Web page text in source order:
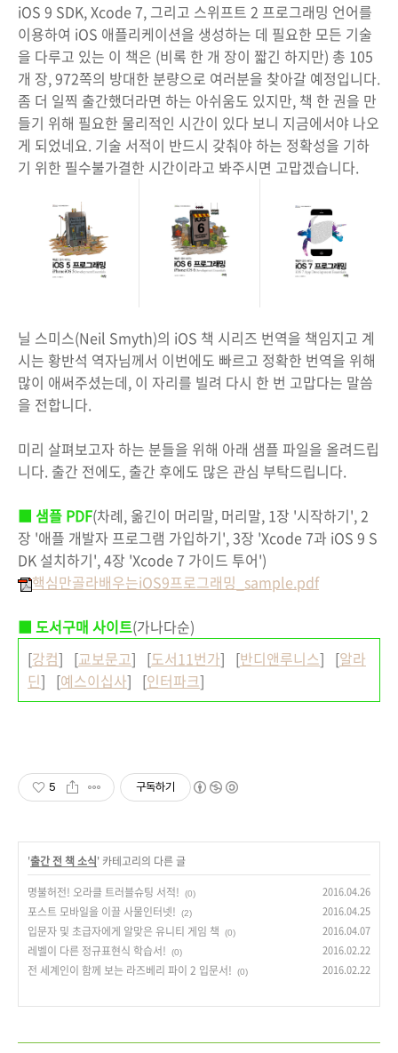
iOS 9 SDK, Xcode 7, 그리고 스위프트 2 프로그래밍 언어를
이용하여 iOS 애플리케이션을 생성하는 데 필요한 모든 기술
을 다루고 있는 이 책은 (비록 한 개 장이 짧긴 하지만) 총 105
개 장, 972쪽의 방대한 분량으로 여러분을 찾아갈 예정입니다.
좀 더 일찍 출간했더라면 하는 아쉬움도 있지만, 책 한 권을 만
들기 위해 필요한 물리적인 시간이 있다 보니 지금에서야 나오
게 되었네요. 기술 서적이 반드시 갖춰야 하는 정확성을 기하
기 위한 필수불가결한 시간이라고 봐주시면 고맙겠습니다.
닐 스미스(Neil Smyth)의 iOS 책 시리즈 번역을 책임지고 계
시는 황반석 역자님께서 이번에도 빠르고 정확한 번역을 위해
많이 애써주셨는데, 이 자리를 빌려 다시 한 번 고맙다는 말씀
을 전합니다.
미리 살펴보고자 하는 분들을 위해 아래 샘플 파일을 올려드립
니다. 출간 전에도, 출간 후에도 많은 관심 부탁드립니다.
■ 샘플 PDF(차례, 옮긴이 머리말, 머리말, 1장 '시작하기', 2
장 '애플 개발자 프로그램 가입하기', 3장 'Xcode 7과 iOS 9 S
DK 설치하기', 4장 'Xcode 7 가이드 투어')
핵심만골라배우는iOS9프로그래밍_sample.pdf
■ 도서구매 사이트(가나다순)
[강컴] [교보문고] [도서11번가] [반디앤루니스] [알라
딘] [예스이십사] [인터파크]
5 구독하기
'출간 전 책 소식' 카테고리의 다른 글
명불허전! 오라클 트러블슈팅 서적!
(0) 2016.04.26
포스트 모바일을 이끌 사물인터넷! (2) 2016.04.25
입문자 및 초급자에게 알맞은 유니티 게임 책 (0) 2016.04.07
레벨이 다른 정규표현식 학습서! (0) 2016.02.22
전 세계인이 함께 보는 라즈베리 파이 2 입문서! (0) 2016.02.22